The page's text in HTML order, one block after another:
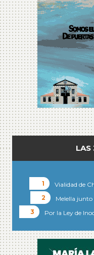
LAS
Vialidad de
Melella junto
Por la Ley de